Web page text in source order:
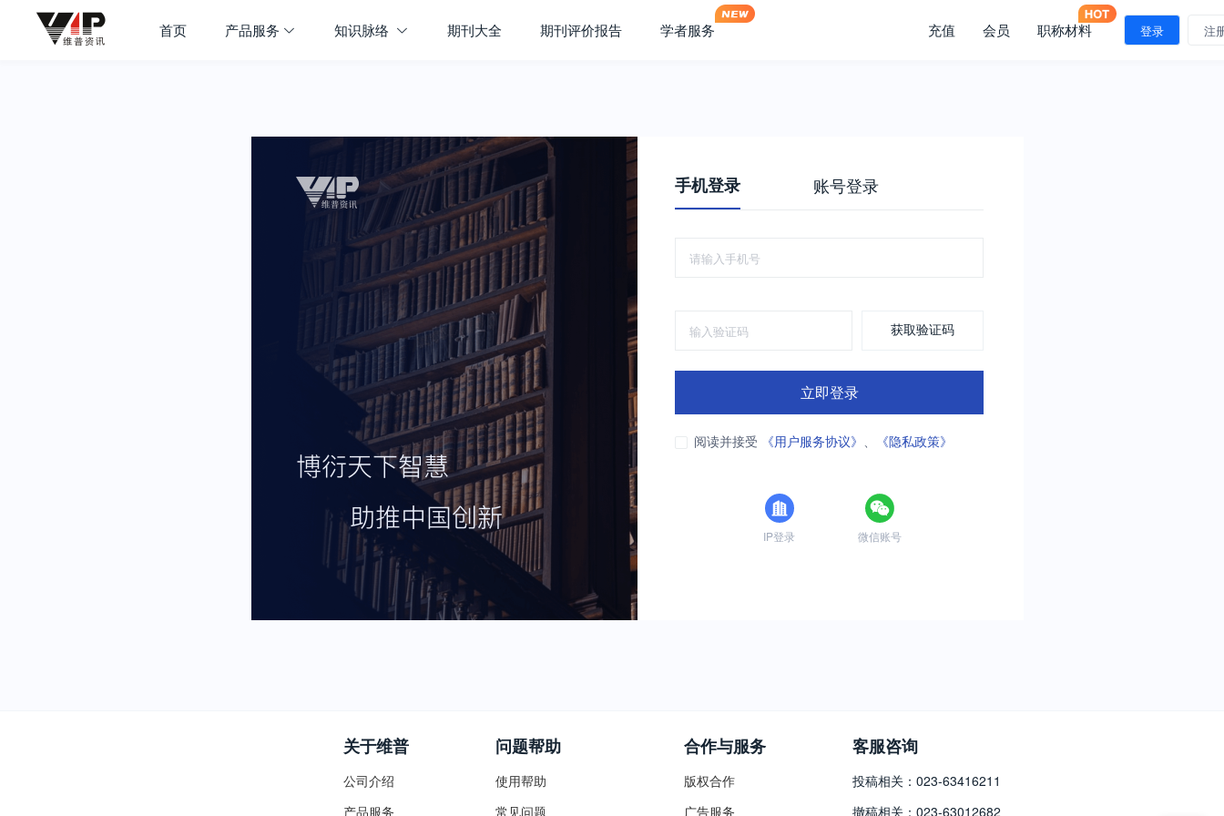
首页 产品服务 知识脉络 期刊大全 期刊评价报告 学者服务 充值 会员 职称材料 登录 注
手机登录 账号登录
获取验证码
立即登录
阅读并接受 《用户服务协议》 、 《隐私政策》
IP登录 微信账号
关于维普
公司介绍
产品服务
问题帮助
使用帮助
常见问题
合作与服务
版权合作
广告服务
客服咨询
投稿相关：023-63416211
撤稿相关：023-63012682